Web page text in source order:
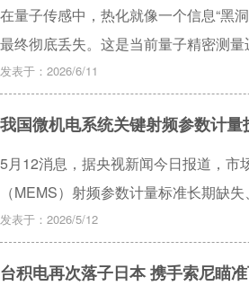
在量子传感中，热化就像一个信息“
最终彻底丢失。这是当前量子精密测
明院士团队首次在大规模固态自旋体
发表于：2026/6/11
我国微机电系统关键射频参数计量
5月12消息，据央视新闻今日报道，
（MEMS）射频参数计量标准长期缺
射频参数计量测试技术攻关。
发表于：2026/5/12
台积电再次落子日本 携手索尼瞄